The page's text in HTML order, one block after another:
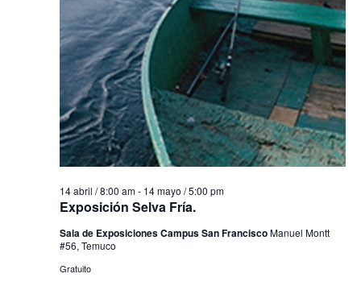
Exposición Selva Fría.
14 abril / 8:00 am- 14 mayo / 5:00 pm
Sala de Exposiciones Campus San FranciscoManuel Montt
#56, Temuco
Gratuito